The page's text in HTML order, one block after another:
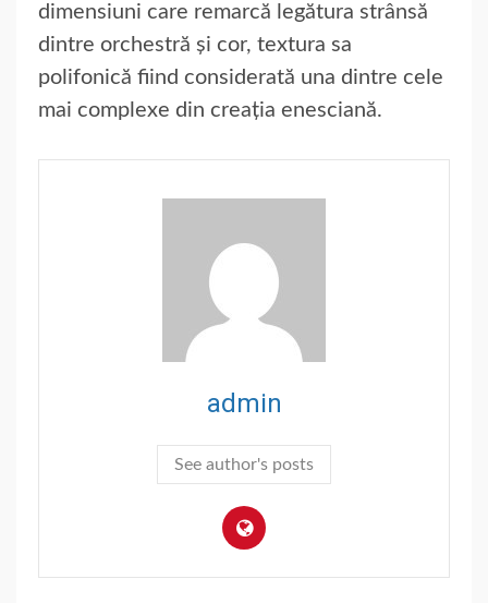
dimensiuni care remarcă legătura strânsă
dintre orchestră și cor, textura sa
polifonică fiind considerată una dintre cele
mai complexe din creația enesciană.
admin
See author's posts